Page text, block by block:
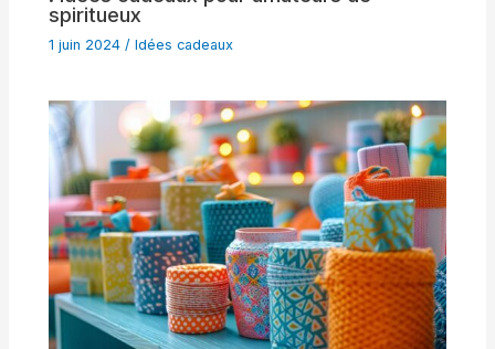
spiritueux
1 juin 2024/Idées cadeaux